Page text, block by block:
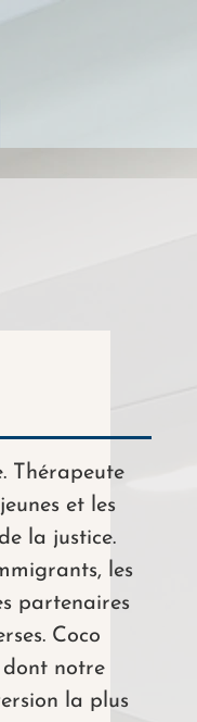
Thérapeute
et les
la justice.
les
partenaires
Coco
dont notre
la plus